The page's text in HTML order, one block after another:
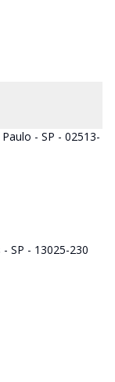
- SP - 02513-
SP - 13025-230